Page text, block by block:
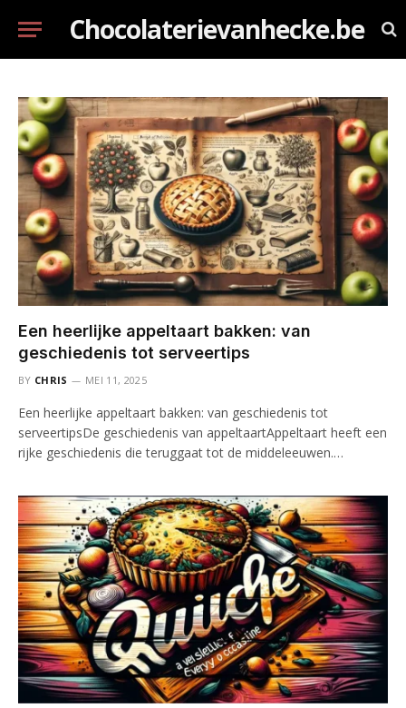
Chocolaterievanhecke.be
Een heerlijke appeltaart bakken: van
geschiedenis tot serveertips
BY CHRIS MEI 11, 2025
Een heerlijke appeltaart bakken: van geschiedenis tot
serveertipsDe geschiedenis van appeltaartAppeltaart heeft een
rijke geschiedenis die teruggaat tot de middeleeuwen.…